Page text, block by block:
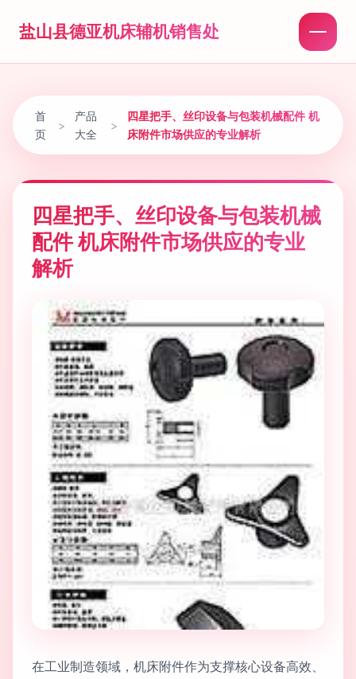
盐山县德亚机床辅机销售处
首
页
>
产品
大全
>
四星把手、丝印设备与包装机械配件 机
床附件市场供应的专业解析
四星把手、丝印设备与包装机械
配件 机床附件市场供应的专业
解析
在工业制造领域，机床附件作为支撑核心设备高效、